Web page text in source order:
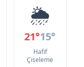
🌦️
21°15°
Hafif
Çiseleme